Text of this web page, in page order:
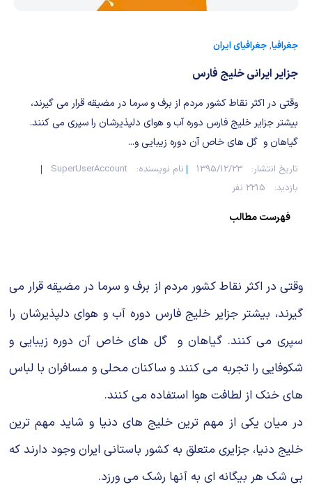
جغرافیا,جغرافیای ایران
جزایر ایرانی خلیج فارس
وقتی در اکثر نقاط کشور مردم از برف و سرما در مضیقه قرار می گیرند،
بیشتر جزایر خلیج فارس دوره آب و هوای دلپذیرشان را سپری می کنند.
گیاهان و گل های خاص آن دوره زیبایی و...
تاریخ انتشار: 1395/12/23 نام نویسنده:
SuperUserAccount
بازدید:
2215 نفر
فهرست مطالب
وقتی در اکثر نقاط کشور مردم از برف و سرما در مضیقه قرار می
گیرند، بیشتر جزایر خلیج فارس دوره آب و هوای دلپذیرشان را
سپری می کنند. گیاهان و گل های خاص آن دوره زیبایی و
شکوفایی را تجربه می کنند و ساکنان محلی و مسافران با لباس
های خنک از لطافت هوا استفاده می کنند.
در میان یکی از مهم ترین خلیج های دنیا و شاید مهم ترین
خلیج دنیا، جزایری متعلق به کشور باستانی ایران وجود دارند که
بی شک هر بیگانه ای به آنها رشک می ورزد.
مطالب جالب شیمی
بمب های شیمیایی
شیمی عمومی
شیمی سبز
طب سنتی
گیاهان دارویی